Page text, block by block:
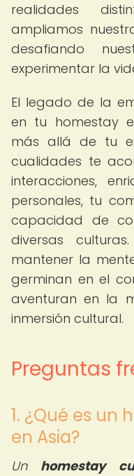
realidades
ampliamos
desafiando
experimentar la
El legado de la
en tu homestay
más allá de tu
cualidades te
interacciones,
personales, tu
capacidad de
diversas
mantener la
germinan en el
aventuran en la
inmersión cultural.
Preguntas
1. ¿Qué es un
en Asia?
Un homestay